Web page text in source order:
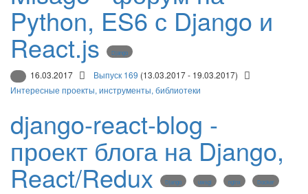
Python, ES6 с Django и
React.js Django
16.03.2017 Выпуск 169 (13.03.2017 - 19.03.2017)
Интересные проекты, инструменты, библиотеки
django-react-blog -
проект блога на Django,
React/Redux Django uwsgi nginx Docker